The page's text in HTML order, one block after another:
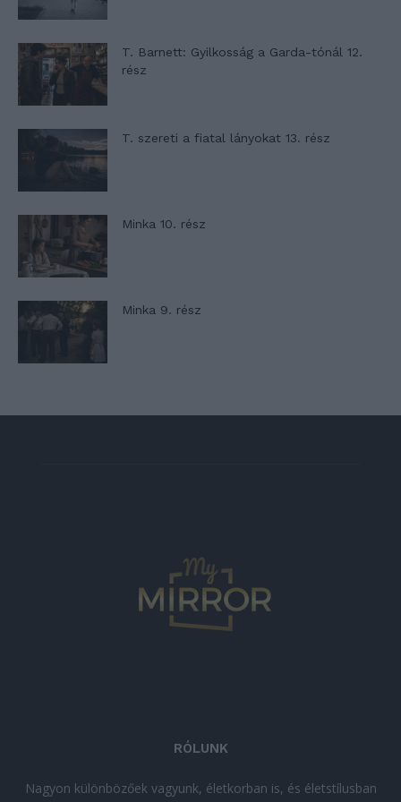
T. Barnett: Gyilkosság a Garda-tónál 12.
rész
T. szereti a fiatal lányokat 13. rész
Minka 10. rész
Minka 9. rész
RÓLUNK
Nagyon különbözőek vagyunk, életkorban is, és életstílusban